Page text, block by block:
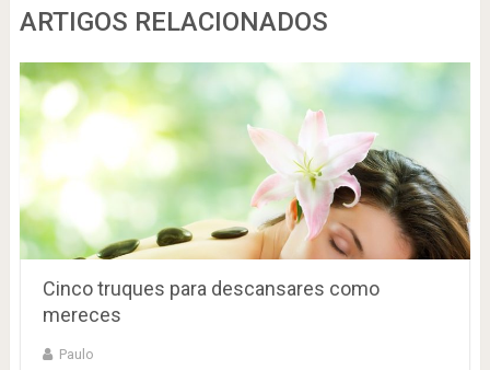
ARTIGOS RELACIONADOS
Cinco truques para descansares como
mereces
Paulo